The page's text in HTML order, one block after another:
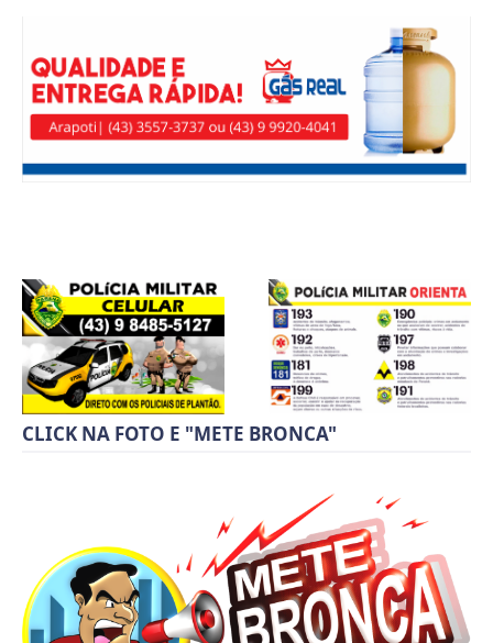
CLICK NA FOTO E "METE BRONCA"